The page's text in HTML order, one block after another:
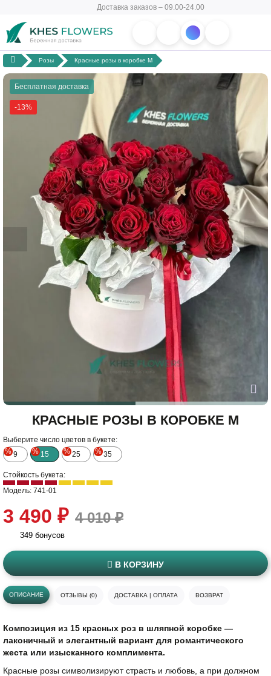
Доставка заказов – 09.00-24.00
Розы Красные розы в коробке M
Бесплатная доставка
-13%
КРАСНЫЕ РОЗЫ В КОРОБКЕ M
Выберите число цветов в букете:
% 9 % 15 % 25 % 35
Стойкость букета:
Модель: 741-01
3 490 ₽ 4 010 ₽
349 бонусов
В КОРЗИНУ
ОПИСАНИЕ ОТЗЫВЫ (0) ДОСТАВКА | ОПЛАТА ВОЗВРАТ
Композиция из 15 красных роз в шляпной коробке —
лаконичный и элегантный вариант для романтического
жеста или изысканного комплимента.
Красные розы символизируют страсть и любовь, а при должном